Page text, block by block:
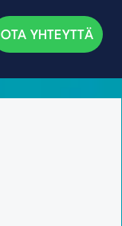
OTA YHTEYTTÄ